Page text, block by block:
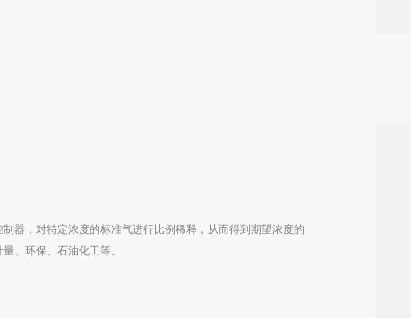
器，对特定浓度的标准气进行比例稀释，从而得到期望浓度的
、环保、石油化工等。